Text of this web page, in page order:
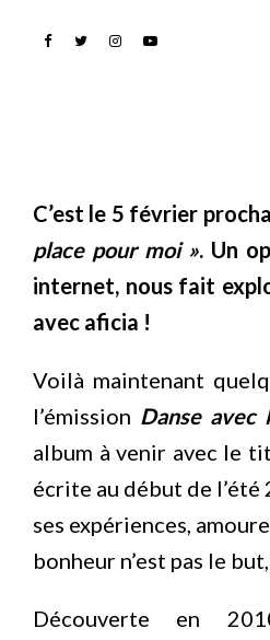
nouvel
C’est le 5 février
place pour moi ». Un
internet, nous fait
avec aficia !
Voilà maintenant
l’émission Danse avec
album à venir avec le
écrite au début de l’été
ses expériences,
bonheur n’est pas le
Découverte en